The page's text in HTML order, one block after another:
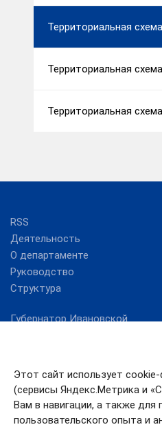
Этот сайт использует
(сервисы Яндекс.Метрика и
Вам в навигации, а также для
пользовательского опыта и
Территориальная
Территориальная
Территориальная
RSS
Деятельность
О департаменте
Руководство
Структура
Губернатор Ивановской
Ивановской области
Служба
государственной
жилищной инспекции